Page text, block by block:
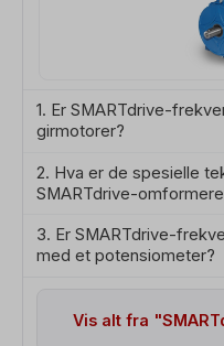
1. Er SMARTdrive-
girmotorer?
2. Hva er de spesielle
SMARTdrive-
3. Er SMARTdrive-
med et potensiometer?
Vis alt fra